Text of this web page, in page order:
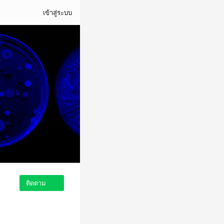
เข้าสู่ระบบ
ติดตาม